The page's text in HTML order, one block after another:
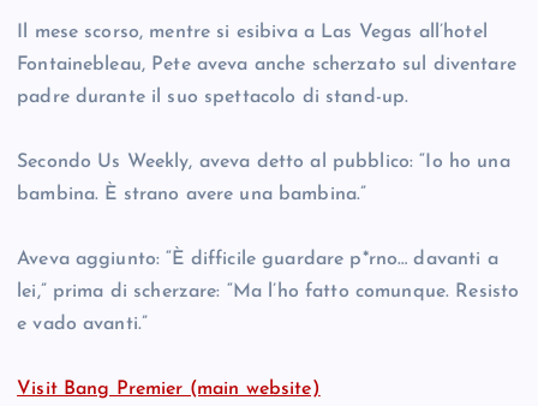
Il mese scorso, mentre si esibiva a Las Vegas all’hotel
Fontainebleau, Pete aveva anche scherzato sul diventare
padre durante il suo spettacolo di stand-up.
Secondo Us Weekly, aveva detto al pubblico: “Io ho una
bambina. È strano avere una bambina.”
Aveva aggiunto: “È difficile guardare p*rno… davanti a
lei,” prima di scherzare: “Ma l’ho fatto comunque. Resisto
e vado avanti.”
Visit Bang Premier (main website)